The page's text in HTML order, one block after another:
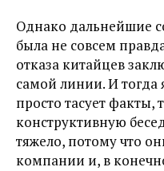
Однако дальнейшие
была не совсем
отказа китайцев
самой линии. И тогда
просто тасует факты,
конструктивную
тяжело, потому что
компании и, в